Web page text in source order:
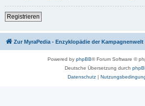
Registrieren
Zur MyraPedia - Enzyklopädie der Kampagnenwelt
Powered by phpBB® Forum Software ©
Deutsche Übersetzung durch
Datenschutz|